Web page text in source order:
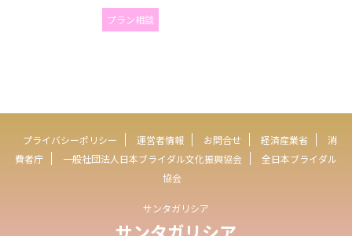
プラン相談
プライバシーポリシー 運営者情報 お問合せ 経済産業省
消
費者庁
一般社団法人日本ブライダル文化振興協会
全日本ブライダル
協会
サンタガリシア
サンタガリシア